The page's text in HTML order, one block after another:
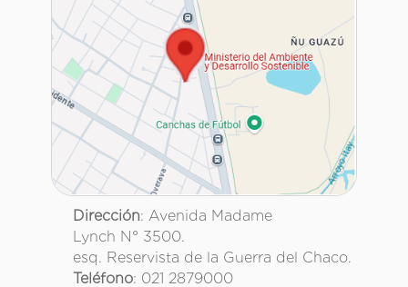
Dirección: Avenida Madame
Lynch N° 3500.
esq. Reservista de la Guerra del Chaco.
Teléfono: 021 2879000